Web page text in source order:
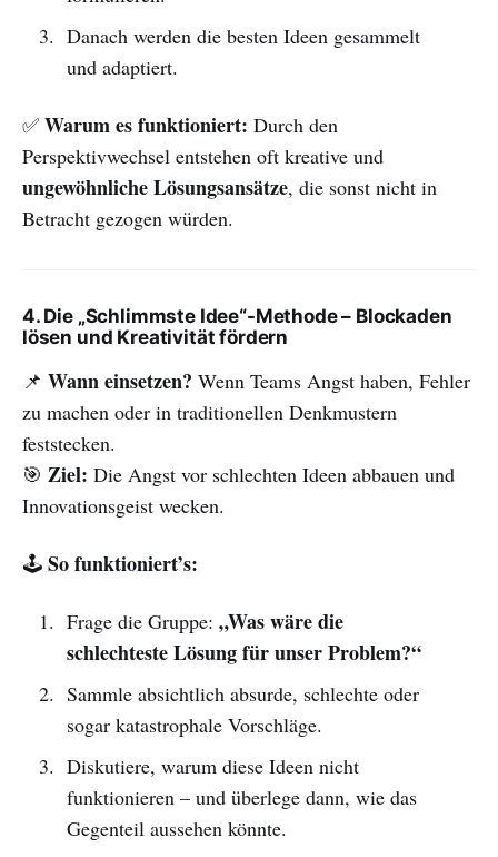
Danach werden die besten Ideen gesammelt
und adaptiert.
✅ Warum es funktioniert: Durch den
Perspektivwechsel entstehen oft kreative und
ungewöhnliche Lösungsansätze, die sonst nicht in
Betracht gezogen würden.
4. Die „Schlimmste Idee“-Methode – Blockaden
lösen und Kreativität fördern
📌 Wann einsetzen? Wenn Teams Angst haben, Fehler
zu machen oder in traditionellen Denkmustern
feststecken.
🎯 Ziel: Die Angst vor schlechten Ideen abbauen und
Innovationsgeist wecken.
🕹 So funktioniert’s:
Frage die Gruppe: „Was wäre die
schlechteste Lösung für unser Problem?“
Sammle absichtlich absurde, schlechte oder
sogar katastrophale Vorschläge.
Diskutiere, warum diese Ideen nicht
funktionieren – und überlege dann, wie das
Gegenteil aussehen könnte.